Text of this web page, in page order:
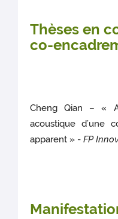
Thèses en
co-
Cheng Qian – «
acoustique d’une
apparent » -FP